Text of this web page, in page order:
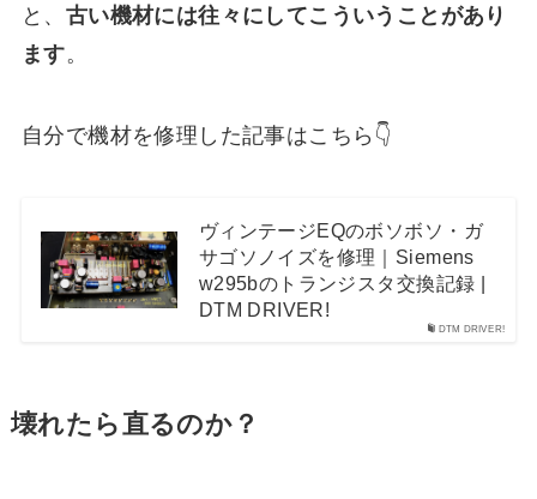
と、 古い機材には往々にしてこういうことがあり
ます。
自分で機材を修理した記事はこちら👇
DTM DRIVER!
ヴィンテージEQのボソボソ・ガ
サゴソノイズを修理｜Siemens
w295bのトランジスタ交換記録 |
DTM DRIVER!
壊れたら直るのか？